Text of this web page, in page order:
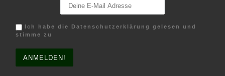
Ich habe die Datenschutzerklärung gelesen und
stimme zu